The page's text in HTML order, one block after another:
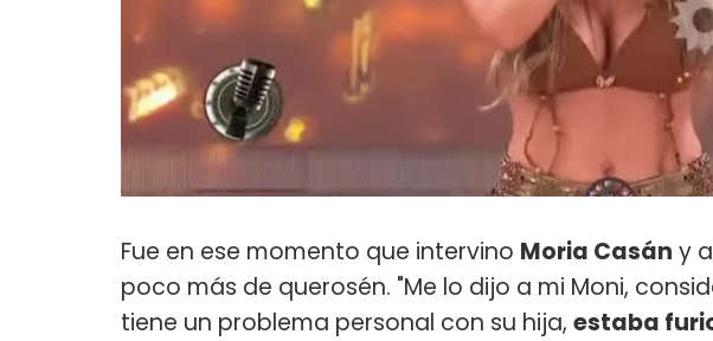
Fue en ese momento que intervino Moria Casán y
poco más de querosén. "Me lo dijo a mi Moni,
tiene un problema personal con su hija, estaba